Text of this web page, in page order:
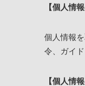
【個人情
個人情報
令、ガイ
【個人情